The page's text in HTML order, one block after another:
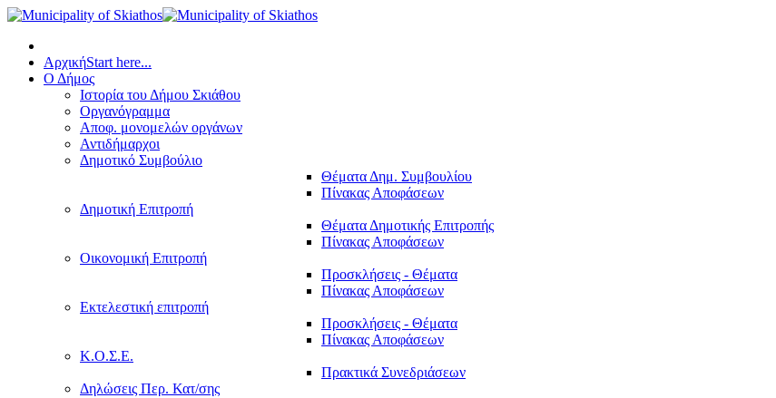
ΑρχικήStart here...
Ο Δήμος
Ιστορία του Δήμου Σκιάθου
Οργανόγραμμα
Αποφ. μονομελών οργάνων
Αντιδήμαρχοι
Δημοτικό Συμβούλιο
Θέματα Δημ. Συμβουλίου
Πίνακας Αποφάσεων
Δημοτική Επιτροπή
Θέματα Δημοτικής Επιτροπής
Πίνακας Αποφάσεων
Οικονομική Επιτροπή
Προσκλήσεις - Θέματα
Πίνακας Αποφάσεων
Εκτελεστική επιτροπή
Προσκλήσεις - Θέματα
Πίνακας Αποφάσεων
Κ.Ο.Σ.Ε.
Πρακτικά Συνεδριάσεων
Δηλώσεις Περ. Κατ/σης